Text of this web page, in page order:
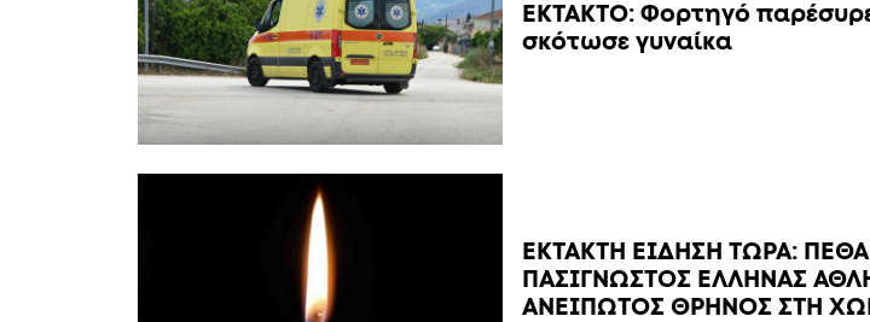
ΕΚΤΑΚΤΟ: Φορτηγό
σκότωσε γυναίκα
ΕΚΤΑΚΤΗ ΕΙΔΗΣΗ ΤΩΡΑ:
ΠΑΣΙΓΝΩΣΤΟΣ ΕΛΛΗΝΑΣ
ΑΝΕΙΠΩΤΟΣ ΘΡΗΝΟΣ ΣΤΗ